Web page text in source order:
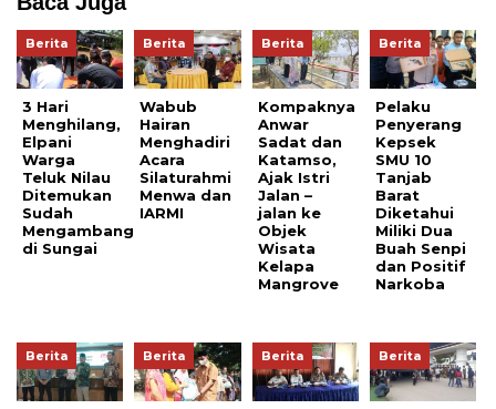
Berita
3 Hari
Menghilang,
Elpani
Warga
Teluk Nilau
Ditemukan
Sudah
Mengambang
di Sungai
Berita
Wabub
Hairan
Menghadiri
Acara
Silaturahmi
Menwa dan
IARMI
Berita
Kompaknya
Anwar
Sadat dan
Katamso,
Ajak Istri
Jalan –
jalan ke
Objek
Wisata
Kelapa
Mangrove
Berita
Pelaku
Penyerang
Kepsek
SMU 10
Tanjab
Barat
Diketahui
Miliki Dua
Buah Senpi
dan Positif
Narkoba
Berita Berita Berita Berita